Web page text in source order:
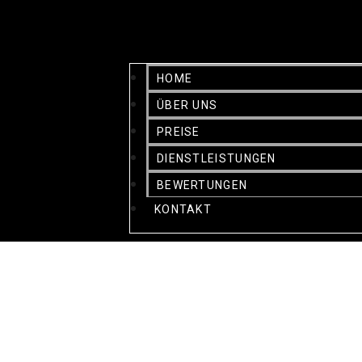
HOME
ÜBER UNS
PREISE
DIENSTLEISTUNGEN
BEWERTUNGEN
KONTAKT